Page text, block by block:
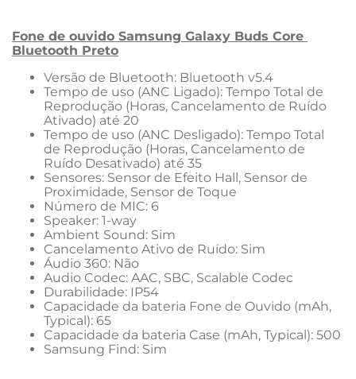
Fone de ouvido Samsung Galaxy Buds Core
Bluetooth Preto
Versão de Bluetooth: Bluetooth v5.4
Tempo de uso (ANC Ligado): Tempo Total de
Reprodução (Horas, Cancelamento de Ruído
Ativado) até 20
Tempo de uso (ANC Desligado): Tempo Total
de Reprodução (Horas, Cancelamento de
Ruído Desativado) até 35
Sensores: Sensor de Efeito Hall, Sensor de
Proximidade, Sensor de Toque
Número de MIC: 6
Speaker: 1-way
Ambient Sound: Sim
Cancelamento Ativo de Ruído: Sim
Áudio 360: Não
Audio Codec: AAC, SBC, Scalable Codec
Durabilidade: IP54
Capacidade da bateria Fone de Ouvido (mAh,
Typical): 65
Capacidade da bateria Case (mAh, Typical): 500
Samsung Find: Sim